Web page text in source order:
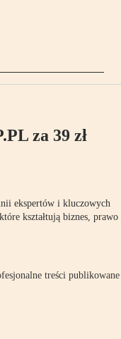
za 39 zł
ekspertów i kluczowych
kształtują biznes, prawo
treści publikowane